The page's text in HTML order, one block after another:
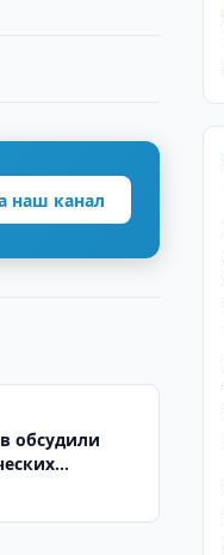
наш канал
обсудили